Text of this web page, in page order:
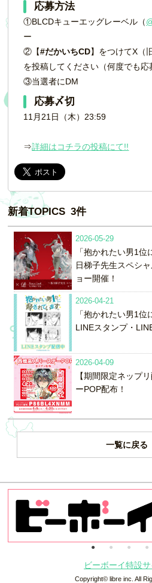
応募方法
①BLCDキューエッグレーベル（
ー
②【#だかいちCD】をつけてX（
を投稿してください（何度でも応
③当選者にDM
応募〆切
11月21日（木）23:59
⇒詳細はコチラの投稿にて!!
新着TOPICS 3件
2026-05-29
「抱かれたい男1
日梯子先生スペシ
ョー開催！
2026-04-21
「抱かれたい男1位
LINEスタンプ・
2026-04-09
【期間限定ネップ
ーPOP配布！
一覧に戻る
ビーボーイ特設
Copyright© libre inc. All